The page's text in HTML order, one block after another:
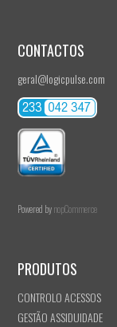
CONTACTOS
geral@logicpulse.com
Powered bynopCommerce
PRODUTOS
CONTROLO ACESSOS
GESTÃO ASSIDUIDADE